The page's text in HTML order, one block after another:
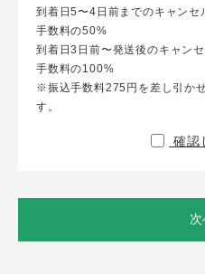
到着日5〜4日前までのキャンセ
手数料の50%
到着日3日前〜発送後のキャン
手数料の100%
※振込手数料275円を差し引か
す。
確認